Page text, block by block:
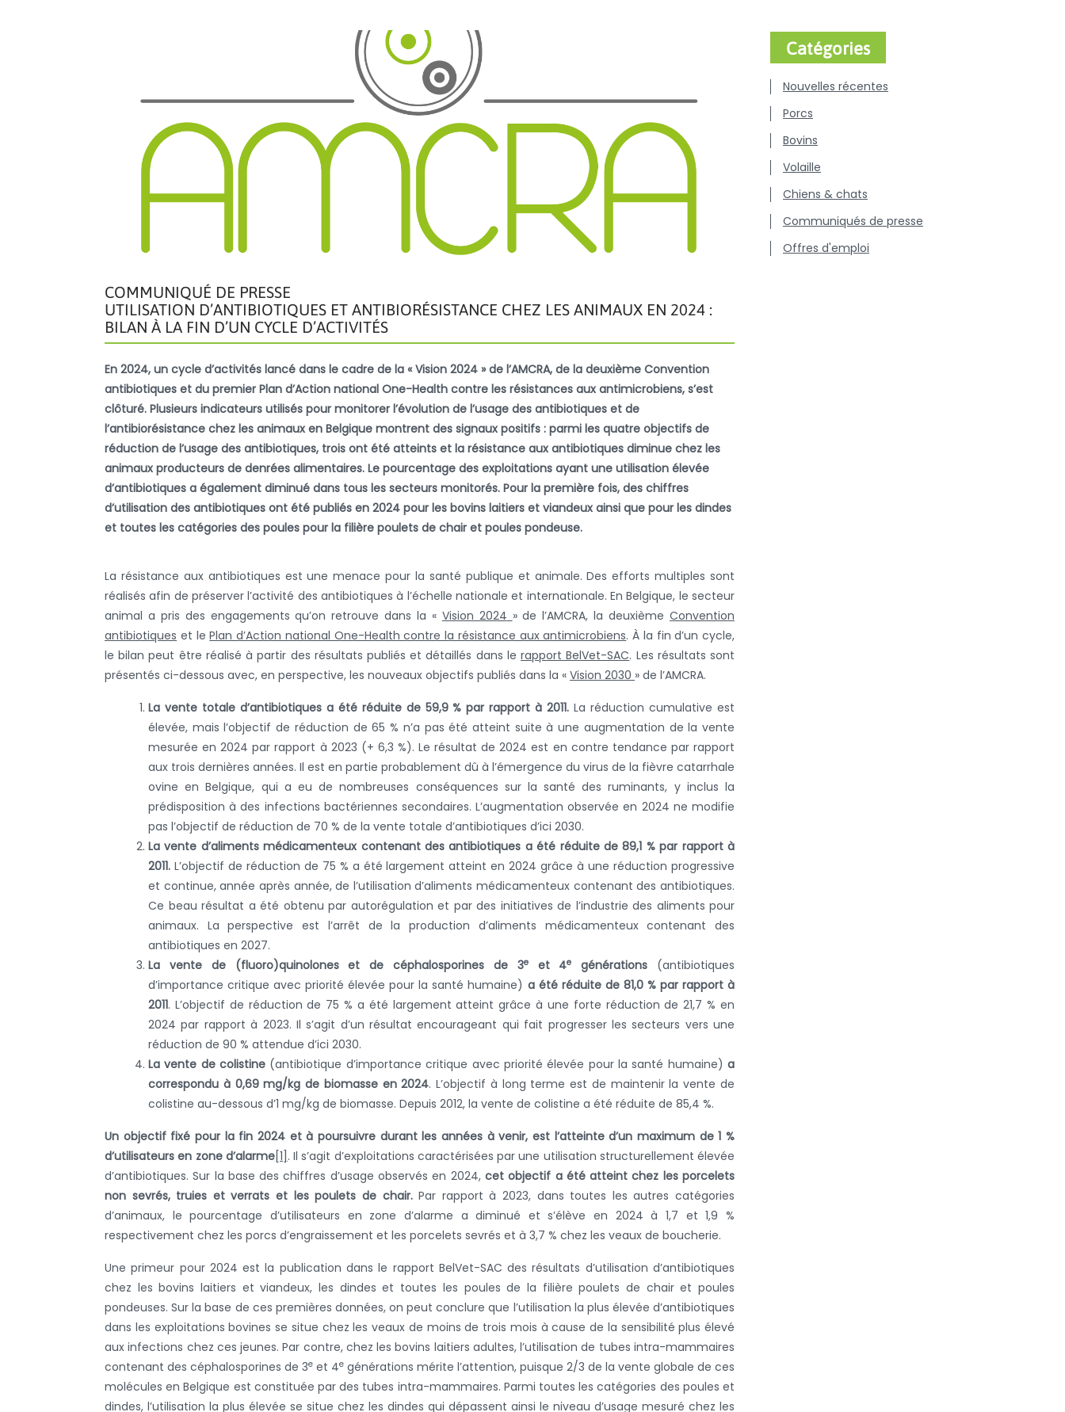
COMMUNIQUÉ DE PRESSE
UTILISATION D’ANTIBIOTIQUES ET ANTIBIORÉSISTANCE CHEZ LES ANIMAUX EN 2024 :
BILAN À LA FIN D’UN CYCLE D’ACTIVITÉS
En 2024, un cycle d’activités lancé dans le cadre de la « Vision 2024 » de l’AMCRA, de la deuxième Convention
antibiotiques et du premier Plan d’Action national One-Health contre les résistances aux antimicrobiens, s’est
clôturé. Plusieurs indicateurs utilisés pour monitorer l’évolution de l’usage des antibiotiques et de
l’antibiorésistance chez les animaux en Belgique montrent des signaux positifs : parmi les quatre objectifs de
réduction de l’usage des antibiotiques, trois ont été atteints et la résistance aux antibiotiques diminue chez les
animaux producteurs de denrées alimentaires. Le pourcentage des exploitations ayant une utilisation élevée
d’antibiotiques a également diminué dans tous les secteurs monitorés. Pour la première fois, des chiffres
d’utilisation des antibiotiques ont été publiés en 2024 pour les bovins laitiers et viandeux ainsi que pour les dindes
et toutes les catégories des poules pour la filière poulets de chair et poules pondeuse.
La résistance aux antibiotiques est une menace pour la santé publique et animale. Des efforts multiples sont
réalisés afin de préserver l’activité des antibiotiques à l’échelle nationale et internationale. En Belgique, le secteur
animal a pris des engagements qu’on retrouve dans la « Vision 2024 » de l’AMCRA, la deuxièmeConvention
antibiotiques et lePlan d’Action national One-Health contre la résistance aux antimicrobiens. À la fin d’un cycle,
le bilan peut être réalisé à partir des résultats publiés et détaillés dans lerapport BelVet-SAC. Les résultats sont
présentés ci-dessous avec, en perspective, les nouveaux objectifs publiés dans la « Vision 2030 » de l’AMCRA.
La vente totale d’antibiotiques a été réduite de 59,9 % par rapport à 2011. La réduction cumulative est
élevée, mais l’objectif de réduction de 65 % n’a pas été atteint suite à une augmentation de la vente
mesurée en 2024 par rapport à 2023 (+ 6,3 %). Le résultat de 2024 est en contre tendance par rapport
aux trois dernières années. Il est en partie probablement dû à l’émergence du virus de la fièvre catarrhale
ovine en Belgique, qui a eu de nombreuses conséquences sur la santé des ruminants, y inclus la
prédisposition à des infections bactériennes secondaires. L’augmentation observée en 2024 ne modifie
pas l’objectif de réduction de 70 % de la vente totale d’antibiotiques d’ici 2030.
La vente d’aliments médicamenteux contenant des antibiotiques a été réduite de 89,1 % par rapport à
2011. L’objectif de réduction de 75 % a été largement atteint en 2024 grâce à une réduction progressive
et continue, année après année, de l’utilisation d’aliments médicamenteux contenant des antibiotiques.
Ce beau résultat a été obtenu par autorégulation et par des initiatives de l’industrie des aliments pour
animaux. La perspective est l’arrêt de la production d’aliments médicamenteux contenant des
antibiotiques en 2027.
La vente de (fluoro)quinolones et de céphalosporines de 3eet 4e générations (antibiotiques
d’importance critique avec priorité élevée pour la santé humaine) a été réduite de 81,0 % par rapport à
2011. L’objectif de réduction de 75 % a été largement atteint grâce à une forte réduction de 21,7 % en
2024 par rapport à 2023. Il s’agit d’un résultat encourageant qui fait progresser les secteurs vers une
réduction de 90 % attendue d’ici 2030.
La vente de colistine (antibiotique d’importance critique avec priorité élevée pour la santé humaine)a
correspondu à 0,69 mg/kg de biomasse en 2024. L’objectif à long terme est de maintenir la vente de
colistine au-dessous d’1 mg/kg de biomasse. Depuis 2012, la vente de colistine a été réduite de 85,4 %.
Un objectif fixé pour la fin 2024 et à poursuivre durant les années à venir, est l’atteinte d’un maximum de 1 %
d’utilisateurs en zone d’alarme[1] . Il s’agit d’exploitations caractérisées par une utilisation structurellement élevée
d’antibiotiques. Sur la base des chiffres d’usage observés en 2024, cet objectif a été atteint chez les porcelets
non sevrés, truies et verrats et les poulets de chair.Par rapport à 2023, dans toutes les autres catégories
d’animaux, le pourcentage d’utilisateurs en zone d’alarme a diminué et s’élève en 2024 à 1,7 et 1,9 %
respectivement chez les porcs d’engraissement et les porcelets sevrés et à 3,7 % chez les veaux de boucherie.
Une primeur pour 2024 est la publication dans le rapport BelVet-SAC des résultats d’utilisation d’antibiotiques
chez les bovins laitiers et viandeux, les dindes et toutes les poules de la filière poulets de chair et poules
pondeuses. Sur la base de ces premières données, on peut conclure que l’utilisation la plus élevée d’antibiotiques
dans les exploitations bovines se situe chez les veaux de moins de trois mois à cause de la sensibilité plus élevé
aux infections chez ces jeunes. Par contre, chez les bovins laitiers adultes, l’utilisation de tubes intra-mammaires
contenant des céphalosporines de 3e et 4e générations mérite l’attention, puisque 2/3 de la vente globale de ces
molécules en Belgique est constituée par des tubes intra-mammaires. Parmi toutes les catégories des poules et
dindes, l’utilisation la plus élevée se situe chez les dindes qui dépassent ainsi le niveau d’usage mesuré chez les
Catégories
Nouvelles récentes
Porcs
Bovins
Volaille
Chiens & chats
Communiqués de presse
Offres d'emploi